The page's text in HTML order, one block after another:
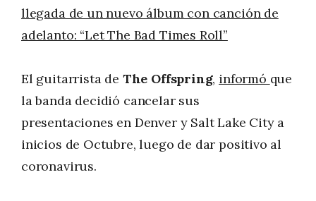
llegada de un nuevo álbum con canción de
adelanto: “Let The Bad Times Roll”
El guitarrista de The Offspring, informó que
la banda decidió cancelar sus
presentaciones en Denver y Salt Lake City a
inicios de Octubre, luego de dar positivo al
coronavirus.